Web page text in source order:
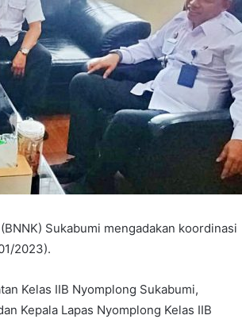
Sukabumi mengadakan koordinasi
2023).
Kelas IIB Nyomplong Sukabumi,
Kepala Lapas Nyomplong Kelas IIB